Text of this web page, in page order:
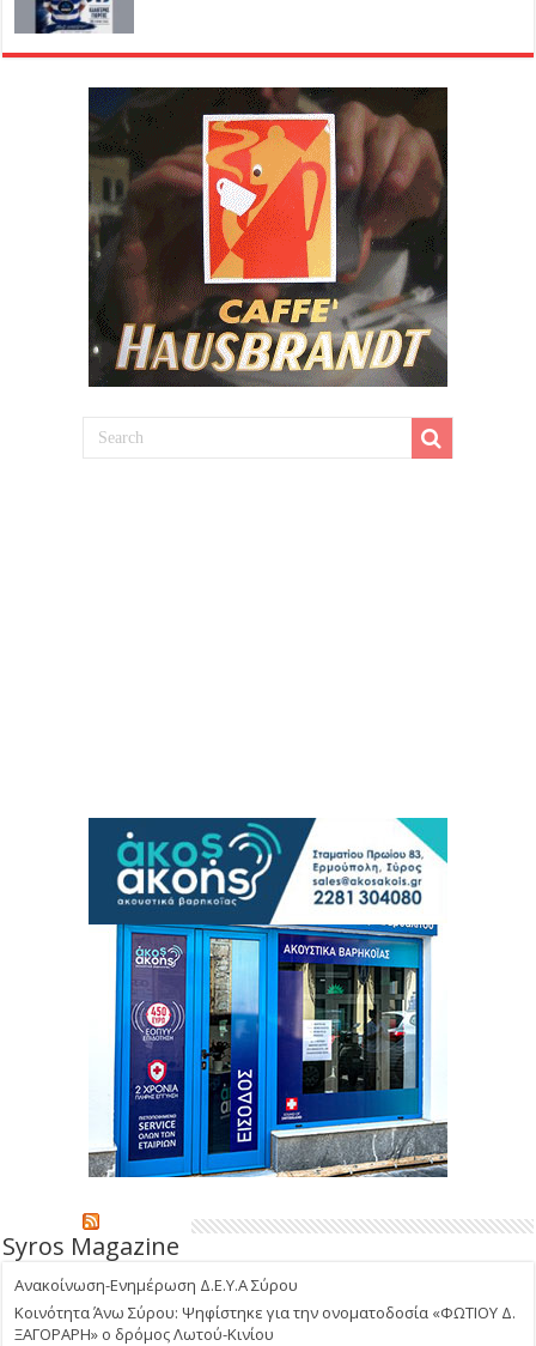
Syros Magazine
Ανακοίνωση-Ενημέρωση Δ.Ε.Υ.Α Σύρου
Κοινότητα Άνω Σύρου: Ψηφίστηκε για την ονοματοδοσία «ΦΩΤΙΟΥ Δ.
ΞΑΓΟΡΑΡΗ» ο δρόμος Λωτού-Κινίου